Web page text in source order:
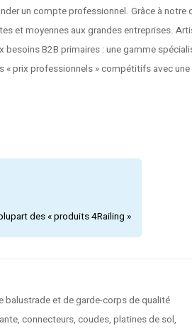
un compte professionnel. Grâce à notre
et moyennes aux grandes entreprises.
B2B primaires : une gamme
prix professionnels » compétitifs avec
des « produits 4Railing »
balustrade et de garde-corps de qualité
connecteurs, coudes, platines de sol,